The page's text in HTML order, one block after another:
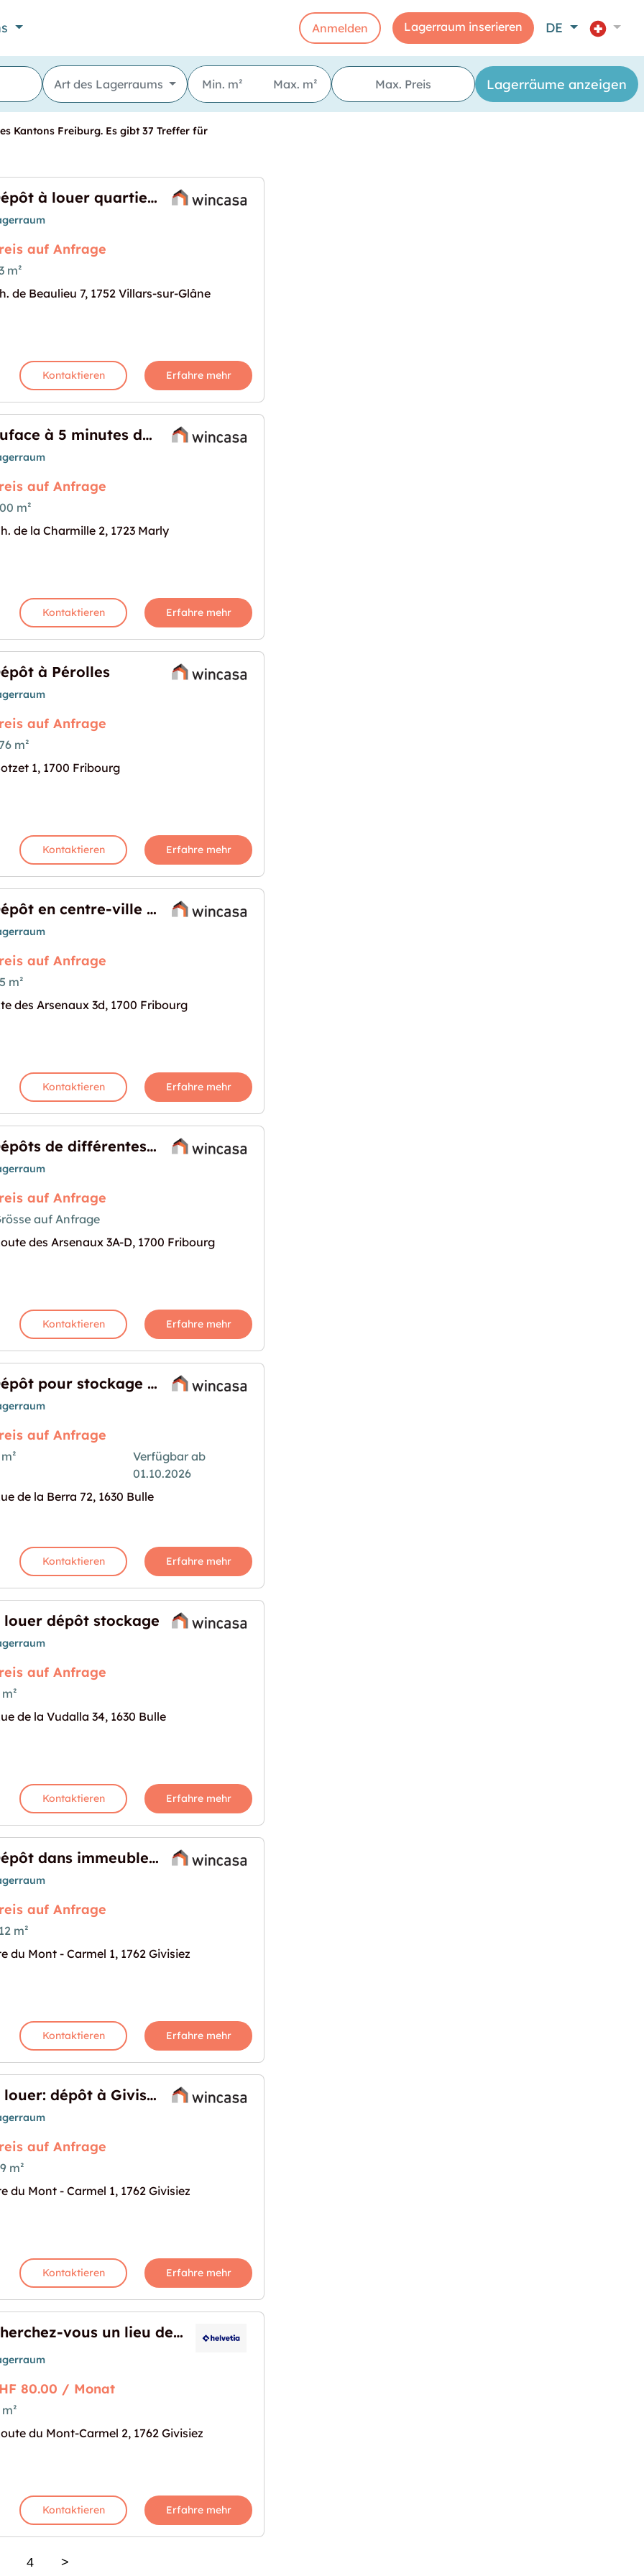
Anmelden Lagerraum inserieren DE
Art des Lagerraums
Kantons Freiburg. Es gibt 37 Treffer für
Bild für "Dépôt à louer quartier Beaulieu"
Dépôt à louer quartier Beaulieu
auf Anfrage
m²
de Beaulieu 7, 1752 Villars-sur-Glâne
Kontaktieren Erfahre mehr
!"
Bild für "Suface à 5 minutes de Fribourg !"
Suface à 5 minutes de Fribourg !
auf Anfrage
m²
de la Charmille 2, 1723 Marly
Kontaktieren Erfahre mehr
Bild für "Dépôt à Pérolles"
à Pérolles
auf Anfrage
m²
1, 1700 Fribourg
Kontaktieren Erfahre mehr
idéal !"
Bild für "Dépôt en centre-ville – Emplacement idéal !"
Dépôt en centre-ville – Emplacement idéal !
auf Anfrage
m²
des Arsenaux 3d, 1700 Fribourg
Kontaktieren Erfahre mehr
Bild für "Dépôts de différentes grandeurs"
Dépôts de différentes grandeurs
auf Anfrage
auf Anfrage
des Arsenaux 3A-D, 1700 Fribourg
Kontaktieren Erfahre mehr
centre ville de Bulle"
Bild für "Dépôt pour stockage proche centre ville de Bulle"
Dépôt pour stockage proche centre ville de Bulle
auf Anfrage
Verfügbar ab
01.10.2026
de la Berra 72, 1630 Bulle
Kontaktieren Erfahre mehr
Bild für "A louer dépôt stockage"
louer dépôt stockage
auf Anfrage
de la Vudalla 34, 1630 Bulle
Kontaktieren Erfahre mehr
Bild für "Dépôt dans immeuble administratif"
Dépôt dans immeuble administratif
auf Anfrage
m²
du Mont - Carmel 1, 1762 Givisiez
Kontaktieren Erfahre mehr
Bild für "A louer: dépôt à Givisiez"
A louer: dépôt à Givisiez
auf Anfrage
m²
du Mont - Carmel 1, 1762 Givisiez
Kontaktieren Erfahre mehr
stockage?"
Bild für "Cherchez-vous un lieu de stockage?"
Cherchez-vous un lieu de stockage?
80.00 / Monat
du Mont-Carmel 2, 1762 Givisiez
Kontaktieren Erfahre mehr
4 >